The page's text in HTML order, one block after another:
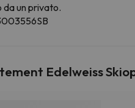
un privato.
Edelweiss